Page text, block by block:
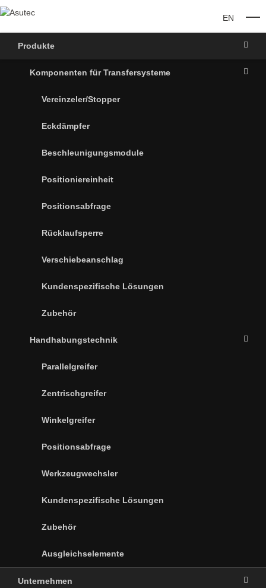
EN
Produkte
Komponenten für Transfersysteme
Vereinzeler/Stopper
Eckdämpfer
Beschleunigungsmodule
Positioniereinheit
Positionsabfrage
Rücklaufsperre
Verschiebeanschlag
Kundenspezifische Lösungen
Zubehör
Handhabungstechnik
Parallelgreifer
Zentrischgreifer
Winkelgreifer
Positionsabfrage
Werkzeugwechsler
Kundenspezifische Lösungen
Zubehör
Ausgleichselemente
Unternehmen